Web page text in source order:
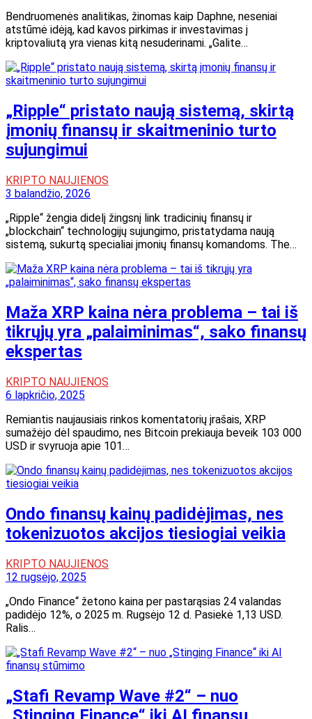
Bendruomenės analitikas, žinomas kaip Daphne, neseniai
atstūmė idėją, kad kavos pirkimas ir investavimas į
kriptovaliutą yra vienas kitą nesuderinami. „Galite…
„Ripple“ pristato naują sistemą, skirtą
įmonių finansų ir skaitmeninio turto
sujungimui
KRIPTO NAUJIENOS
3 balandžio, 2026
„Ripple“ žengia didelį žingsnį link tradicinių finansų ir
„blockchain“ technologijų sujungimo, pristatydama naują
sistemą, sukurtą specialiai įmonių finansų komandoms. The…
Maža XRP kaina nėra problema – tai iš
tikrųjų yra „palaiminimas“, sako finansų
ekspertas
KRIPTO NAUJIENOS
6 lapkričio, 2025
Remiantis naujausiais rinkos komentatorių įrašais, XRP
sumažėjo dėl spaudimo, nes Bitcoin prekiauja beveik 103 000
USD ir svyruoja apie 101…
Ondo finansų kainų padidėjimas, nes
tokenizuotos akcijos tiesiogiai veikia
KRIPTO NAUJIENOS
12 rugsėjo, 2025
„Ondo Finance“ žetono kaina per pastarąsias 24 valandas
padidėjo 12%, o 2025 m. Rugsėjo 12 d. Pasiekė 1,13 USD.
Ralis…
„Stafi Revamp Wave #2“ – nuo